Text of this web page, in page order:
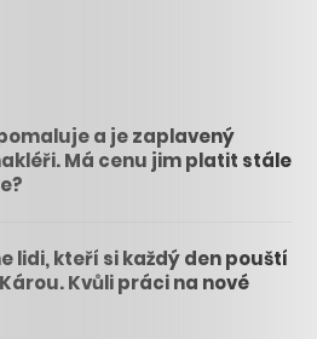
a je zaplavený
Má cenu jim platit stále
lidi, kteří si každý den pouští
Kvůli práci na nové